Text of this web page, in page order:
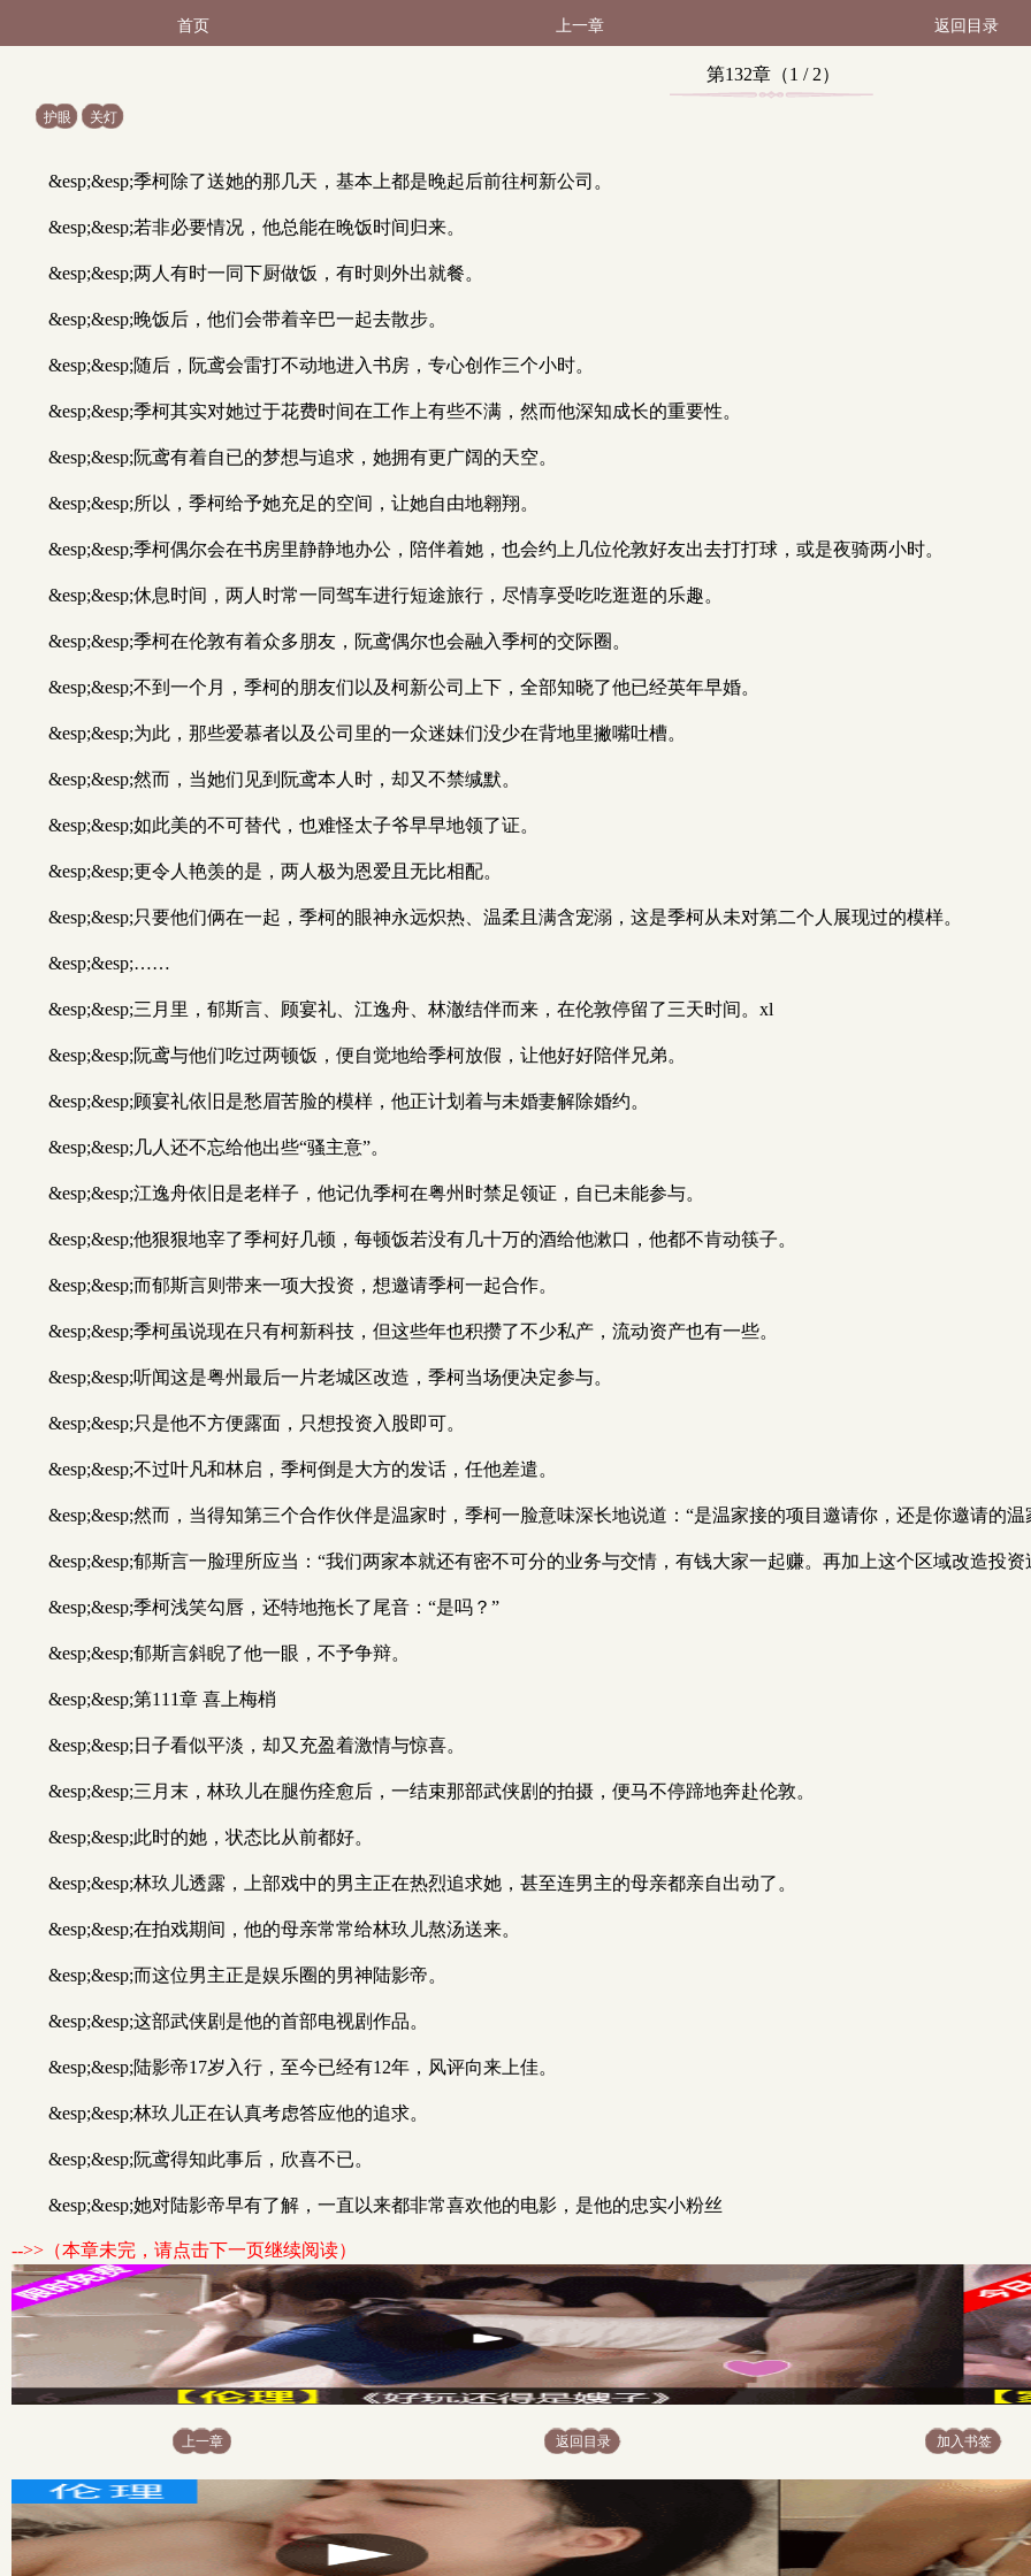
首页 上一章 返回目录
第132章（1 / 2）
护眼 关灯
&esp;&esp;季柯除了送她的那几天，基本上都是晚起后前往柯新公司。
&esp;&esp;若非必要情况，他总能在晚饭时间归来。
&esp;&esp;两人有时一同下厨做饭，有时则外出就餐。
&esp;&esp;晚饭后，他们会带着辛巴一起去散步。
&esp;&esp;随后，阮鸢会雷打不动地进入书房，专心创作三个小时。
&esp;&esp;季柯其实对她过于花费时间在工作上有些不满，然而他深知成长的重要性。
&esp;&esp;阮鸢有着自已的梦想与追求，她拥有更广阔的天空。
&esp;&esp;所以，季柯给予她充足的空间，让她自由地翱翔。
&esp;&esp;季柯偶尔会在书房里静静地办公，陪伴着她，也会约上几位伦敦好友出去打打球，或是夜骑两小时。
&esp;&esp;休息时间，两人时常一同驾车进行短途旅行，尽情享受吃吃逛逛的乐趣。
&esp;&esp;季柯在伦敦有着众多朋友，阮鸢偶尔也会融入季柯的交际圈。
&esp;&esp;不到一个月，季柯的朋友们以及柯新公司上下，全部知晓了他已经英年早婚。
&esp;&esp;为此，那些爱慕者以及公司里的一众迷妹们没少在背地里撇嘴吐槽。
&esp;&esp;然而，当她们见到阮鸢本人时，却又不禁缄默。
&esp;&esp;如此美的不可替代，也难怪太子爷早早地领了证。
&esp;&esp;更令人艳羡的是，两人极为恩爱且无比相配。
&esp;&esp;只要他们俩在一起，季柯的眼神永远炽热、温柔且满含宠溺，这是季柯从未对第二个人展现过的模样。
&esp;&esp;……
&esp;&esp;三月里，郁斯言、顾宴礼、江逸舟、林澈结伴而来，在伦敦停留了三天时间。xl
&esp;&esp;阮鸢与他们吃过两顿饭，便自觉地给季柯放假，让他好好陪伴兄弟。
&esp;&esp;顾宴礼依旧是愁眉苦脸的模样，他正计划着与未婚妻解除婚约。
&esp;&esp;几人还不忘给他出些“骚主意”。
&esp;&esp;江逸舟依旧是老样子，他记仇季柯在粤州时禁足领证，自已未能参与。
&esp;&esp;他狠狠地宰了季柯好几顿，每顿饭若没有几十万的酒给他漱口，他都不肯动筷子。
&esp;&esp;而郁斯言则带来一项大投资，想邀请季柯一起合作。
&esp;&esp;季柯虽说现在只有柯新科技，但这些年也积攒了不少私产，流动资产也有一些。
&esp;&esp;听闻这是粤州最后一片老城区改造，季柯当场便决定参与。
&esp;&esp;只是他不方便露面，只想投资入股即可。
&esp;&esp;不过叶凡和林启，季柯倒是大方的发话，任他差遣。
&esp;&esp;然而，当得知第三个合作伙伴是温家时，季柯一脸意味深长地说道：“是温家接的项目邀请你，还是你邀请的温
&esp;&esp;郁斯言一脸理所应当：“我们两家本就还有密不可分的业务与交情，有钱大家一起赚。再加上这个区域改造投
&esp;&esp;季柯浅笑勾唇，还特地拖长了尾音：“是吗？”
&esp;&esp;郁斯言斜睨了他一眼，不予争辩。
&esp;&esp;第111章 喜上梅梢
&esp;&esp;日子看似平淡，却又充盈着激情与惊喜。
&esp;&esp;三月末，林玖儿在腿伤痊愈后，一结束那部武侠剧的拍摄，便马不停蹄地奔赴伦敦。
&esp;&esp;此时的她，状态比从前都好。
&esp;&esp;林玖儿透露，上部戏中的男主正在热烈追求她，甚至连男主的母亲都亲自出动了。
&esp;&esp;在拍戏期间，他的母亲常常给林玖儿熬汤送来。
&esp;&esp;而这位男主正是娱乐圈的男神陆影帝。
&esp;&esp;这部武侠剧是他的首部电视剧作品。
&esp;&esp;陆影帝17岁入行，至今已经有12年，风评向来上佳。
&esp;&esp;林玖儿正在认真考虑答应他的追求。
&esp;&esp;阮鸢得知此事后，欣喜不已。
&esp;&esp;她对陆影帝早有了解，一直以来都非常喜欢他的电影，是他的忠实小粉丝
-->>（本章未完，请点击下一页继续阅读）
上一章 返回目录 加入书签